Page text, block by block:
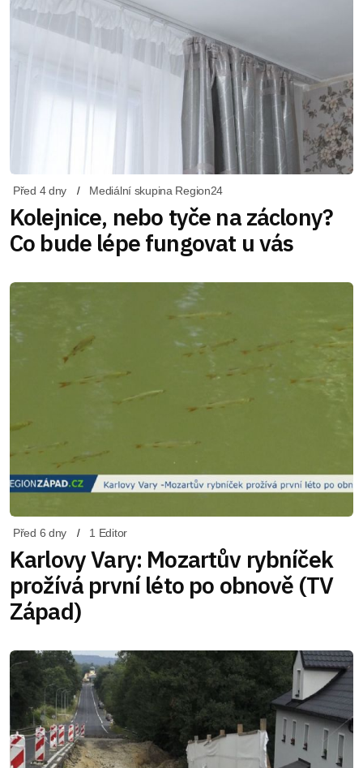
Před 4 dny Mediální skupina Region24
Kolejnice, nebo tyče na záclony?
Co bude lépe fungovat u vás
Před 6 dny 1 Editor
Karlovy Vary: Mozartův rybníček
prožívá první léto po obnově (TV
Západ)